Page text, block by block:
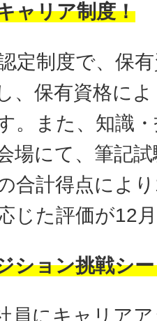
ャリア制度！
定制度で、保
、保有資格に
。また、知識
場にて、筆記
合計得点によ
じた評価が12
ション挑戦シ
員にキャリア